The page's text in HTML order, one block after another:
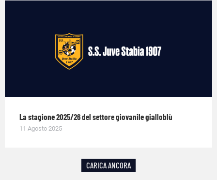
La stagione 2025/26 del settore giovanile gialloblù
11 Agosto 2025
CARICA ANCORA